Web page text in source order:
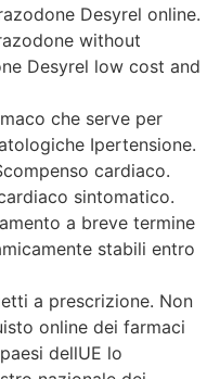
Desyrel online.
without
Desyrel low cost and
che serve per
Ipertensione.
cardiaco.
sintomatico.
a breve termine
stabili entro
a prescrizione. Non
online dei farmaci
dellUE lo